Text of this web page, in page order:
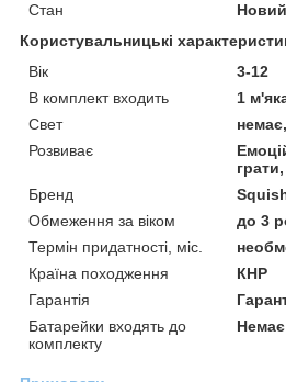
Стан
Новий
Користувальницькі
Вік
3-12
В комплект входить
1
Свет
Розвиває
Бренд
Обмеження за віком
до 3
Термін придатності, міс.
Країна походження
КНР
Гарантія
Батарейки входять до
комплекту
Немає